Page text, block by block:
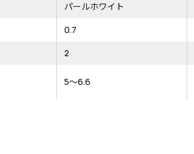
パールホワイト
0.7
2
5～6.6